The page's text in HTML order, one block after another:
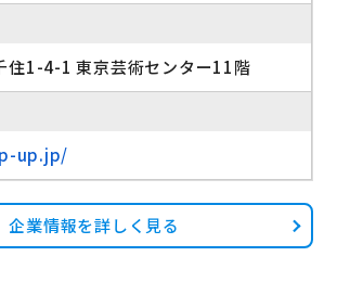
住1-4-1 東京芸術センター11階
up.jp/
企業情報を詳しく見る